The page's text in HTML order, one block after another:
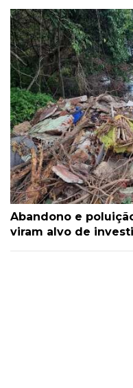
Abandono e
viram alvo de